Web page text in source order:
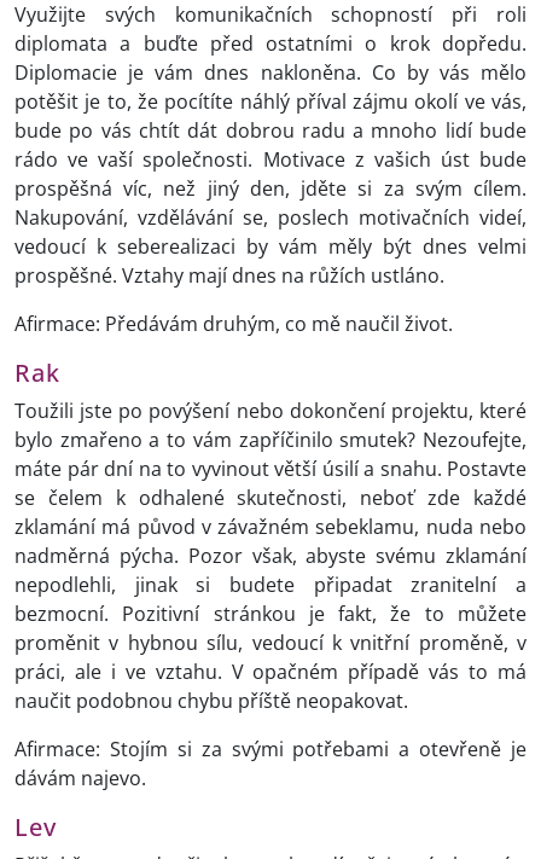
Využijte svých komunikačních schopností při roli
diplomata a buďte před ostatními o krok dopředu.
Diplomacie je vám dnes nakloněna. Co by vás mělo
potěšit je to, že pocítíte náhlý příval zájmu okolí ve vás,
bude po vás chtít dát dobrou radu a mnoho lidí bude
rádo ve vaší společnosti. Motivace z vašich úst bude
prospěšná víc, než jiný den, jděte si za svým cílem.
Nakupování, vzdělávání se, poslech motivačních videí,
vedoucí k seberealizaci by vám měly být dnes velmi
prospěšné. Vztahy mají dnes na růžích ustláno.
Afirmace: Předávám druhým, co mě naučil život.
Rak
Toužili jste po povýšení nebo dokončení projektu, které
bylo zmařeno a to vám zapříčinilo smutek? Nezoufejte,
máte pár dní na to vyvinout větší úsilí a snahu. Postavte
se čelem k odhalené skutečnosti, neboť zde každé
zklamání má původ v závažném sebeklamu, nuda nebo
nadměrná pýcha. Pozor však, abyste svému zklamání
nepodlehli, jinak si budete připadat zranitelní a
bezmocní. Pozitivní stránkou je fakt, že to můžete
proměnit v hybnou sílu, vedoucí k vnitřní proměně, v
práci, ale i ve vztahu. V opačném případě vás to má
naučit podobnou chybu příště neopakovat.
Afirmace: Stojím si za svými potřebami a otevřeně je
dávám najevo.
Lev